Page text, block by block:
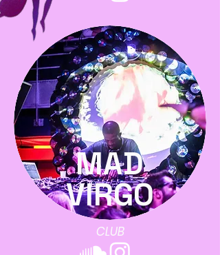
CLUB
MAD
VIRGO
CLUB